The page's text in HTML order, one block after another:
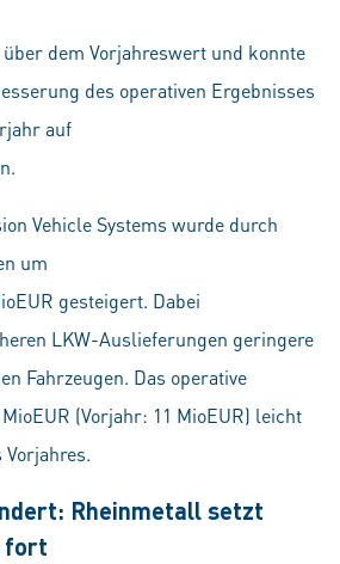
über dem Vorjahreswert und konnte
des operativen Ergebnisses
auf
Vehicle Systems wurde durch
um
gesteigert. Dabei
LKW-Auslieferungen geringere
Fahrzeugen. Das operative
(Vorjahr: 11 MioEUR) leicht
Rheinmetall setzt
fort